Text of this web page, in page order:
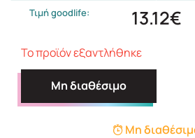
Τιμή goodlife: 13.12€
Το προϊόν εξαντλήθηκε
Μη διαθέσιμο
Μη